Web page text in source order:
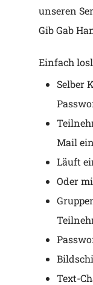
unseren
Gib Gab
Einfach
Selber
Mail
Läuft
Oder
Text-